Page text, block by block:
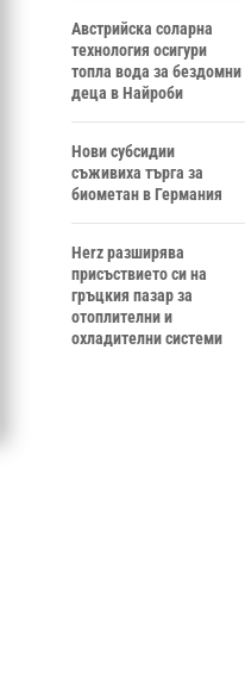
Австрийска соларна
технология осигури
топла вода за бездомни
деца в Найроби
Нови субсидии
съживиха търга за
биометан в Германия
Herz разширява
присъствието си на
гръцкия пазар за
отоплителни и
охладителни системи